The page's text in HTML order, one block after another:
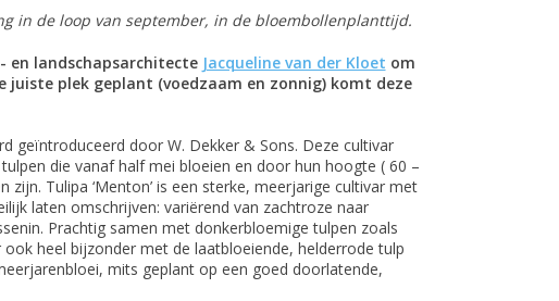
in de loop van september, in de bloembollenplanttijd.
en landschapsarchitecte Jacqueline van der Kloet om
plek geplant (voedzaam en zonnig) komt deze
geïntroduceerd door W. Dekker & Sons. Deze cultivar
die vanaf half mei bloeien en door hun hoogte ( 60 –
zijn. Tulipa ‘Menton’ is een sterke, meerjarige cultivar met
laten omschrijven: variërend van zachtroze naar
Prachtig samen met donkerbloemige tulpen zoals
ook heel bijzonder met de laatbloeiende, helderrode tulp
mits geplant op een goed doorlatende,